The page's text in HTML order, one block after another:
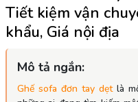
Tiết kiệm vận
khẩu, Giá nội địa
Mô tả ngắn:
Ghế sofa đơn tay dẹtlà